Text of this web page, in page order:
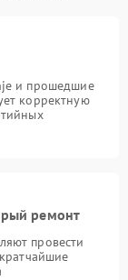
и прошедшие
корректную
ремонт
провести